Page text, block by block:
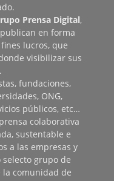
Prensa Digital,
en forma
lucros, que
visibilizar sus
fundaciones,
ONG,
públicos, etc…
colaborativa
sustentable e
a las empresas y
grupo de
la comunidad de